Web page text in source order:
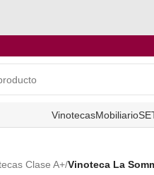
VinotecasMobiliario
Clase A+/Vinoteca La